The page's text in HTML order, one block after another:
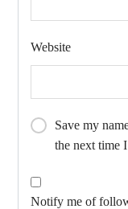
Website
Save my
the next time
Notify me of